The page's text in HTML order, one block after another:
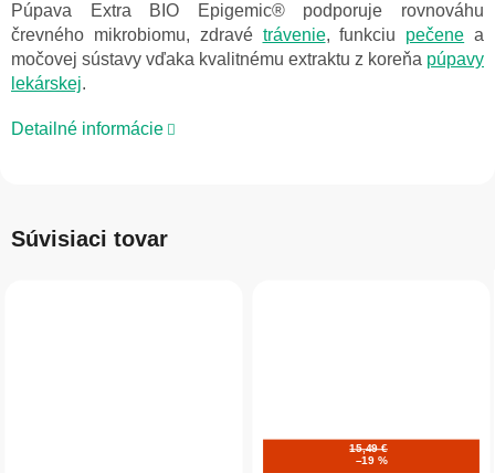
Púpava Extra BIO Epigemic® podporuje rovnováhu
črevného mikrobiomu, zdravé trávenie, funkciu pečene a
močovej sústavy vďaka kvalitnému extraktu z koreňa púpavy
lekárskej.
Detailné informácie
Súvisiaci tovar
15,49 €
–19 %